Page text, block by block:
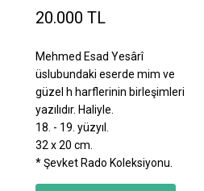
20.000 TL
Mehmed Esad Yesârî
üslubundaki eserde mim ve
güzel h harflerinin birleşimleri
yazılıdır. Haliyle.
18. - 19. yüzyıl.
32 x 20 cm.
* Şevket Rado Koleksiyonu.